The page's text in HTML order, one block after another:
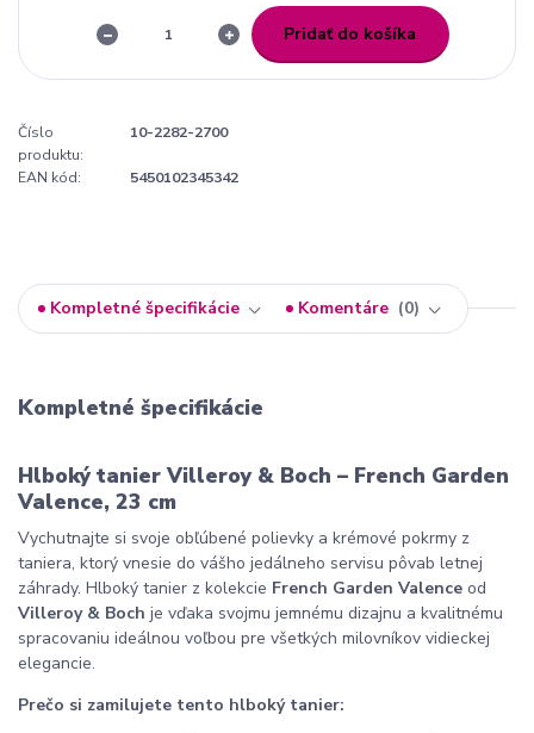
Pridať do košíka
Číslo
produktu:
10-2282-2700
EAN kód: 5450102345342
Kompletné špecifikácie Komentáre 0
Kompletné špecifikácie
Hlboký tanier Villeroy & Boch – French Garden
Valence, 23 cm
Vychutnajte si svoje obľúbené polievky a krémové pokrmy z
taniera, ktorý vnesie do vášho jedálneho servisu pôvab letnej
záhrady. Hlboký tanier z kolekcie French Garden Valence od
Villeroy & Boch je vďaka svojmu jemnému dizajnu a kvalitnému
spracovaniu ideálnou voľbou pre všetkých milovníkov vidieckej
elegancie.
Prečo si zamilujete tento hlboký tanier: